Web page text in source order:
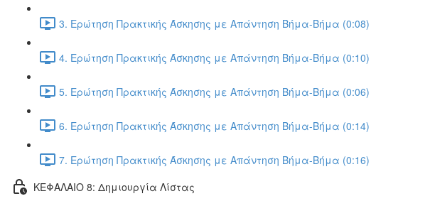
3. Ερώτηση Πρακτικής Άσκησης με Απάντηση Βήμα-Βήμα (0:08)
4. Ερώτηση Πρακτικής Άσκησης με Απάντηση Βήμα-Βήμα (0:10)
5. Ερώτηση Πρακτικής Άσκησης με Απάντηση Βήμα-Βήμα (0:06)
6. Ερώτηση Πρακτικής Άσκησης με Απάντηση Βήμα-Βήμα (0:14)
7. Ερώτηση Πρακτικής Άσκησης με Απάντηση Βήμα-Βήμα (0:16)
ΚΕΦΑΛΑΙΟ 8: Δημιουργία Λίστας